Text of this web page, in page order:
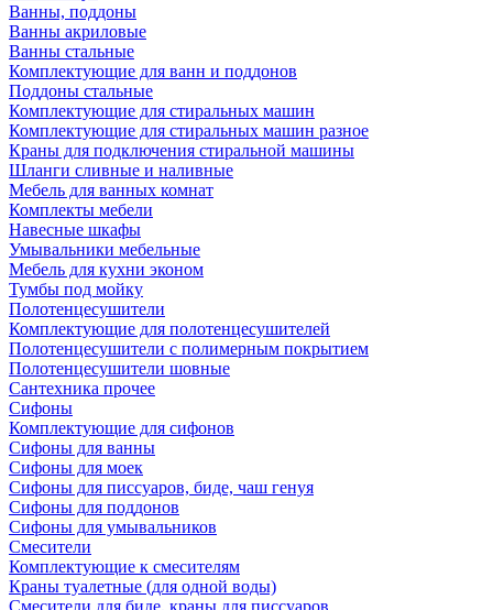
Ванны, поддоны
Ванны акриловые
Ванны стальные
Комплектующие для ванн и поддонов
Поддоны стальные
Комплектующие для стиральных машин
Комплектующие для стиральных машин разное
Краны для подключения стиральной машины
Шланги сливные и наливные
Мебель для ванных комнат
Комплекты мебели
Навесные шкафы
Умывальники мебельные
Мебель для кухни эконом
Тумбы под мойку
Полотенцесушители
Комплектующие для полотенцесушителей
Полотенцесушители с полимерным покрытием
Полотенцесушители шовные
Сантехника прочее
Сифоны
Комплектующие для сифонов
Сифоны для ванны
Сифоны для моек
Сифоны для писсуаров, биде, чаш генуя
Сифоны для поддонов
Сифоны для умывальников
Смесители
Комплектующие к смесителям
Краны туалетные (для одной воды)
Смесители для биде, краны для писсуаров